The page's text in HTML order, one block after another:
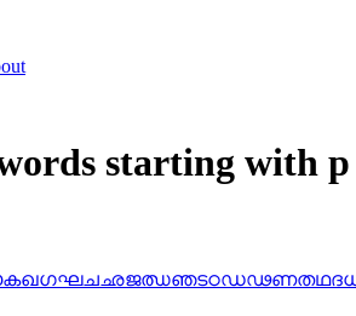
starting with p
കഖഗഘചഛജഝഞടഠഡഢണതഥദ